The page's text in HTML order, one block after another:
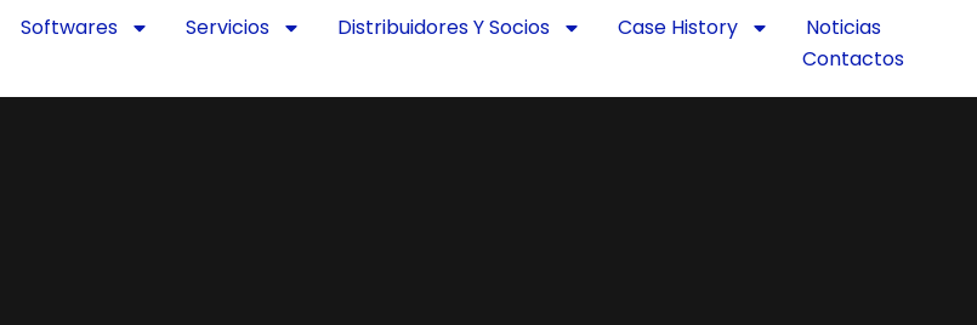
Softwares Servicios Distribuidores Y Socios Case History
Noticias
Contactos